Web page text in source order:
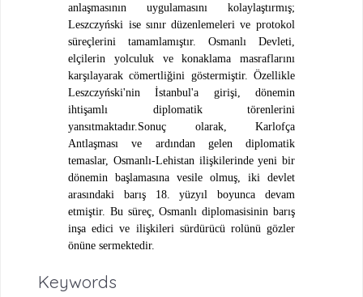
anlaşmasının uygulamasını kolaylaştırmış;
Leszczyński ise sınır düzenlemeleri ve protokol
süreçlerini tamamlamıştır. Osmanlı Devleti,
elçilerin yolculuk ve konaklama masraflarını
karşılayarak cömertliğini göstermiştir. Özellikle
Leszczyński'nin İstanbul'a girişi, dönemin
ihtişamlı diplomatik törenlerini
yansıtmaktadır.Sonuç olarak, Karlofça
Antlaşması ve ardından gelen diplomatik
temaslar, Osmanlı-Lehistan ilişkilerinde yeni bir
dönemin başlamasına vesile olmuş, iki devlet
arasındaki barış 18. yüzyıl boyunca devam
etmiştir. Bu süreç, Osmanlı diplomasisinin barış
inşa edici ve ilişkileri sürdürücü rolünü gözler
önüne sermektedir.
Keywords